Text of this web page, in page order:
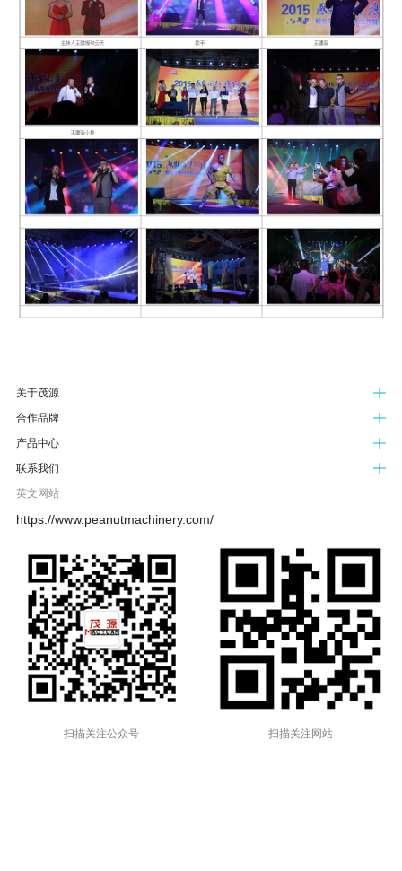
关于茂源
合作品牌
产品中心
联系我们
英文网站
https://www.peanutmachinery.com/
扫描关注公众号 扫描关注网站